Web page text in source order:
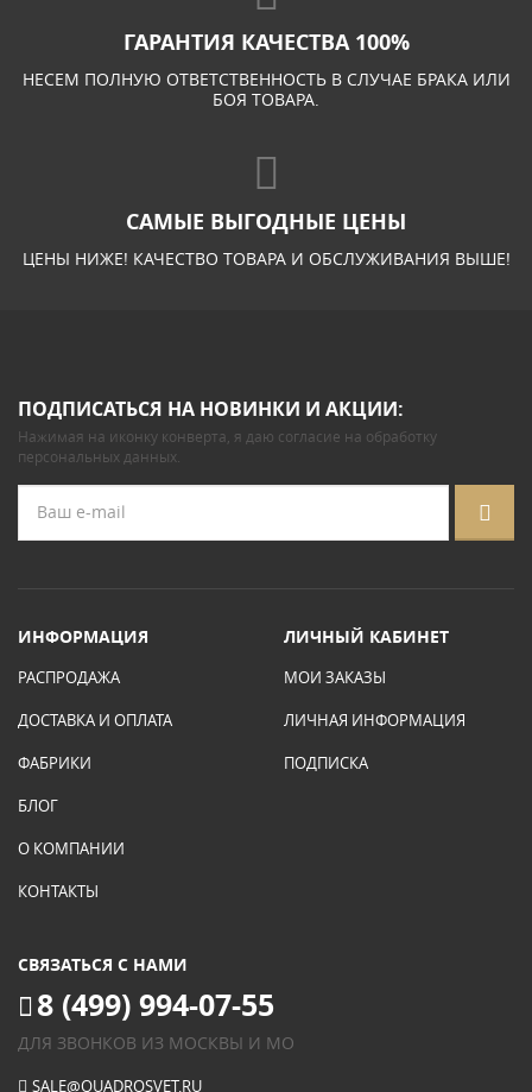
ГАРАНТИЯ КАЧЕСТВА 100%
НЕСЕМ ПОЛНУЮ ОТВЕТСТВЕННОСТЬ В СЛУЧАЕ БРАКА ИЛИ
БОЯ ТОВАРА.
САМЫЕ ВЫГОДНЫЕ ЦЕНЫ
ЦЕНЫ НИЖЕ! КАЧЕСТВО ТОВАРА И ОБСЛУЖИВАНИЯ ВЫШЕ!
ПОДПИСАТЬСЯ НА НОВИНКИ И АКЦИИ:
Нажимая на иконку конверта, я даю согласие на обработку
персональных данных.
ИНФОРМАЦИЯ
РАСПРОДАЖА
ДОСТАВКА И ОПЛАТА
ФАБРИКИ
БЛОГ
О КОМПАНИИ
КОНТАКТЫ
ЛИЧНЫЙ КАБИНЕТ
МОИ ЗАКАЗЫ
ЛИЧНАЯ ИНФОРМАЦИЯ
ПОДПИСКА
СВЯЗАТЬСЯ С НАМИ
8 (499) 994-07-55
ДЛЯ ЗВОНКОВ ИЗ МОСКВЫ И МО
SALE@QUADROSVET.RU